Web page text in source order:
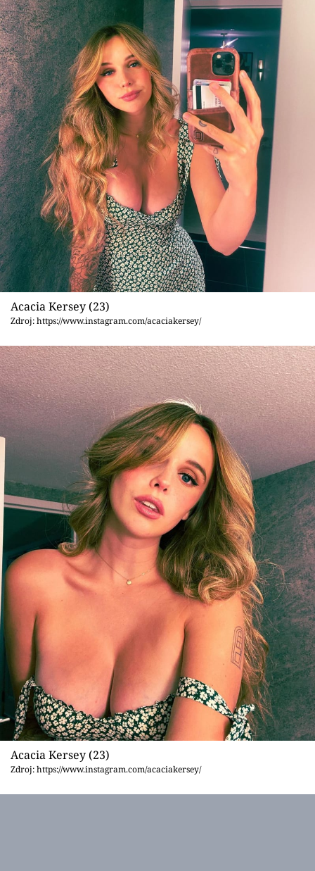
Acacia Kersey (23)
Zdroj: https://www.instagram.com/acaciakersey/
Acacia Kersey (23)
Zdroj: https://www.instagram.com/acaciakersey/